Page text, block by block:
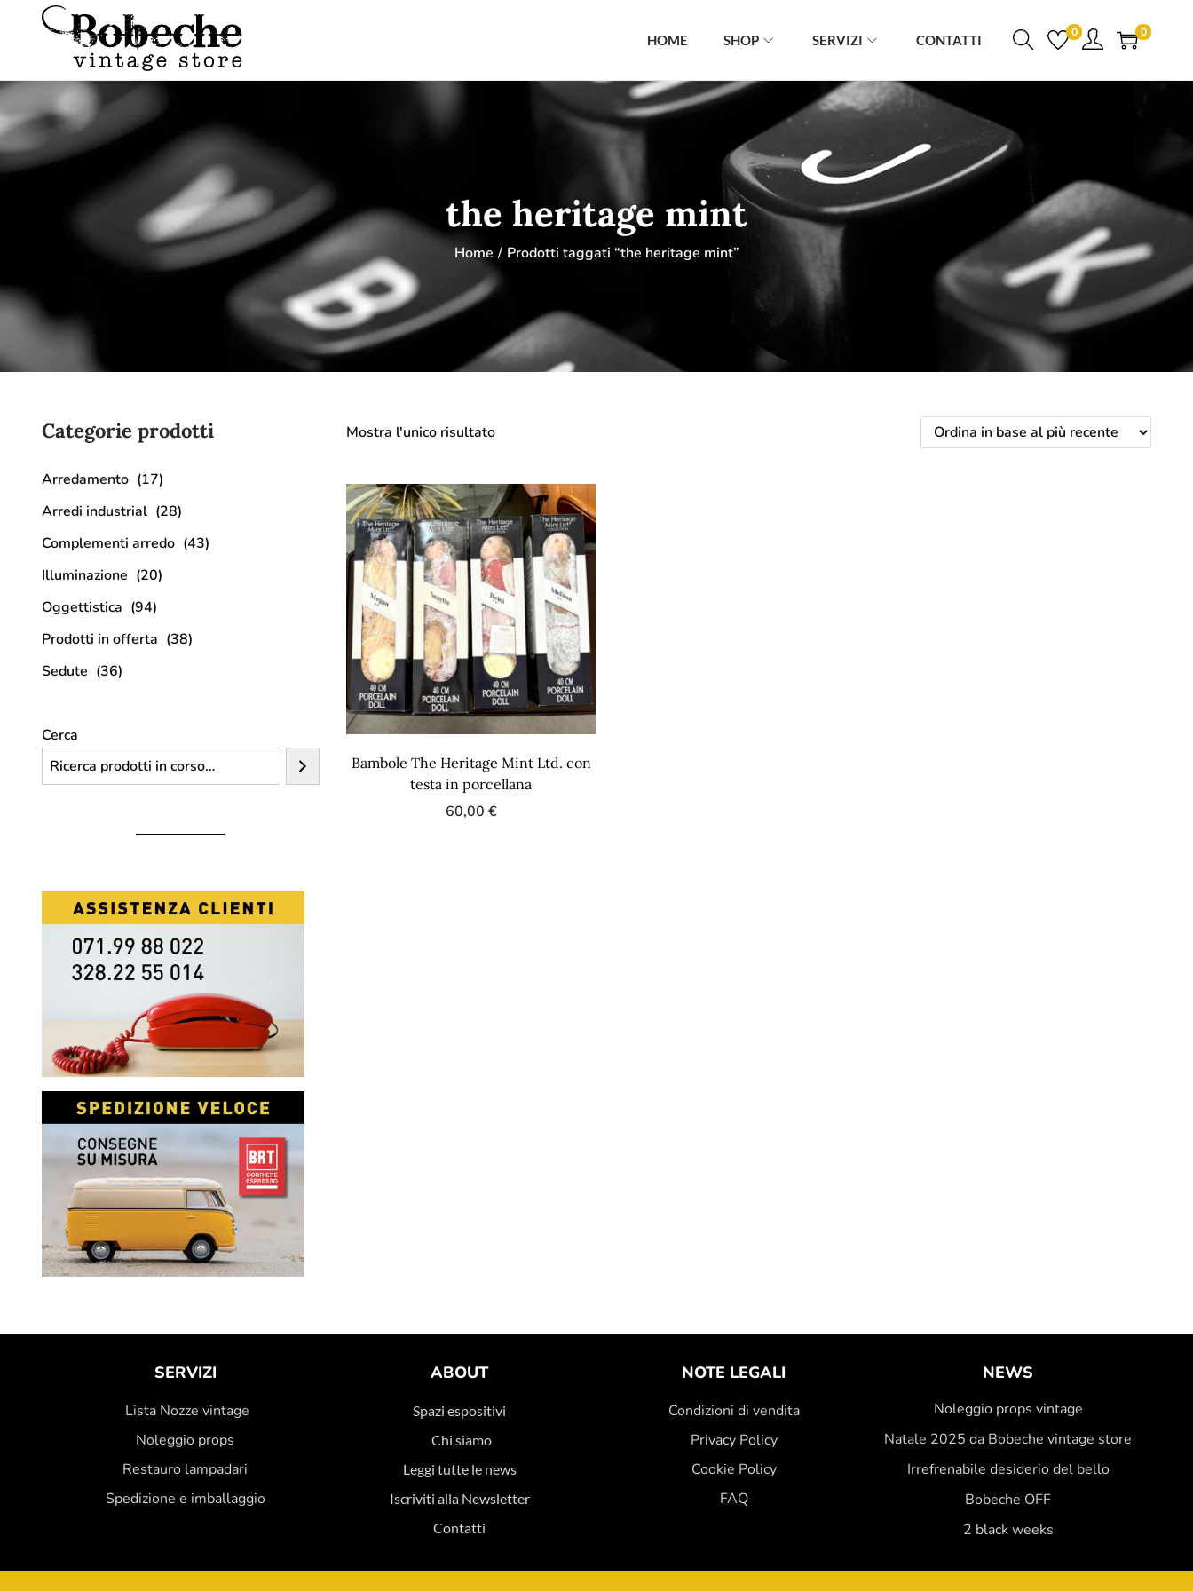
HOME SHOP SERVIZI CONTATTI 0 0
the heritage mint
Home / Prodotti taggati “the heritage mint”
Mostra l'unico risultato
Bambole The Heritage Mint Ltd. con
testa in porcellana
60,00 €
Categorie prodotti
Arredamento (17)
Arredi industrial (28)
Complementi arredo (43)
Illuminazione (20)
Oggettistica (94)
Prodotti in offerta (38)
Sedute (36)
Cerca
SERVIZI
Lista Nozze vintage
Noleggio props
Restauro lampadari
Spedizione e imballaggio
ABOUT
Spazi espositivi
Chi siamo
Leggi tutte le news
Iscriviti alla Newsletter
Contatti
NOTE LEGALI
Condizioni di vendita
Privacy Policy
Cookie Policy
FAQ
NEWS
Noleggio props vintage
Natale 2025 da Bobeche vintage store
Irrefrenabile desiderio del bello
Bobeche OFF
2 black weeks